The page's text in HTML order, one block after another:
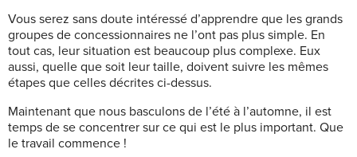
Vous serez sans doute intéressé d’apprendre que les grands
groupes de concessionnaires ne l’ont pas plus simple. En
tout cas, leur situation est beaucoup plus complexe. Eux
aussi, quelle que soit leur taille, doivent suivre les mêmes
étapes que celles décrites ci-dessus.
Maintenant que nous basculons de l’été à l’automne, il est
temps de se concentrer sur ce qui est le plus important. Que
le travail commence !